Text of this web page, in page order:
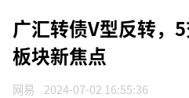
广汇转债V型反转，
板块新焦点
网易 2024-07-02 16:55:36